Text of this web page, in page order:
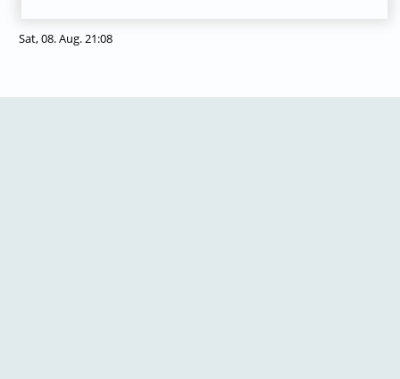
Sat, 08. Aug. 21:08